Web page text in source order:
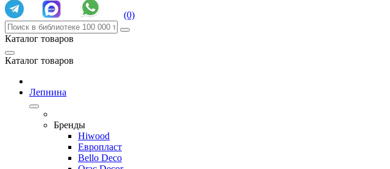
(0)
Каталог товаров
Каталог товаров
Лепнина
Бренды
Hiwood
Европласт
Bello Deco